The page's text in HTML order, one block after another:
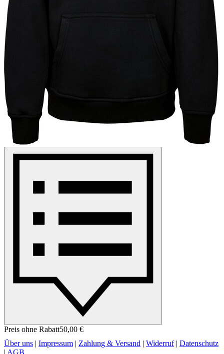
Preis ohne Rabatt50,00 €
Über uns | Impressum | Zahlung & Versand | Widerruf| Datenschutz
| AGB